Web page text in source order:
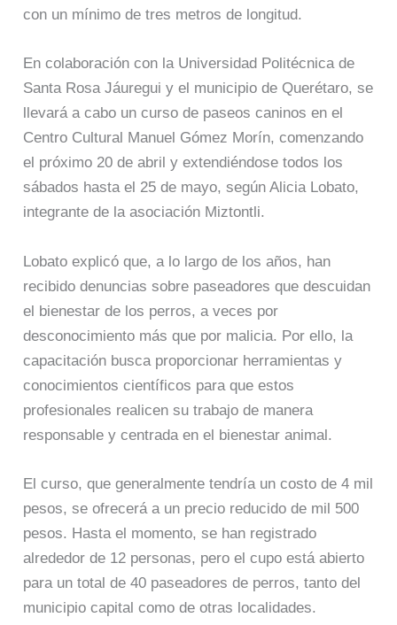
con un mínimo de tres metros de longitud.
En colaboración con la Universidad Politécnica de
Santa Rosa Jáuregui y el municipio de Querétaro, se
llevará a cabo un curso de paseos caninos en el
Centro Cultural Manuel Gómez Morín, comenzando
el próximo 20 de abril y extendiéndose todos los
sábados hasta el 25 de mayo, según Alicia Lobato,
integrante de la asociación Miztontli.
Lobato explicó que, a lo largo de los años, han
recibido denuncias sobre paseadores que descuidan
el bienestar de los perros, a veces por
desconocimiento más que por malicia. Por ello, la
capacitación busca proporcionar herramientas y
conocimientos científicos para que estos
profesionales realicen su trabajo de manera
responsable y centrada en el bienestar animal.
El curso, que generalmente tendría un costo de 4 mil
pesos, se ofrecerá a un precio reducido de mil 500
pesos. Hasta el momento, se han registrado
alrededor de 12 personas, pero el cupo está abierto
para un total de 40 paseadores de perros, tanto del
municipio capital como de otras localidades.